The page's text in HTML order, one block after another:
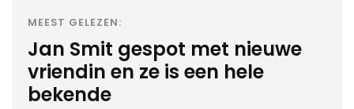
MEEST GELEZEN:
Jan Smit gespot met nieuwe
vriendin en ze is een hele
bekende